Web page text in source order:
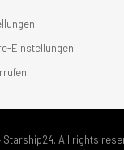
Einstellungen
All rights